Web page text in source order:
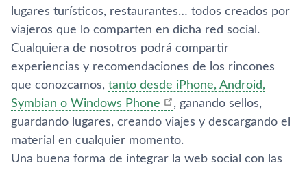
lugares turí­sticos, restaurantes… todos creados por
viajeros que lo comparten en dicha red social.
Cualquiera de nosotros podrá compartir
experiencias y recomendaciones de los rincones
que conozcamos, tanto desde iPhone, Android,
Symbian o Windows Phone
, ganando sellos,
guardando lugares, creando viajes y descargando el
material en cualquier momento.
Una buena forma de integrar la web social con las